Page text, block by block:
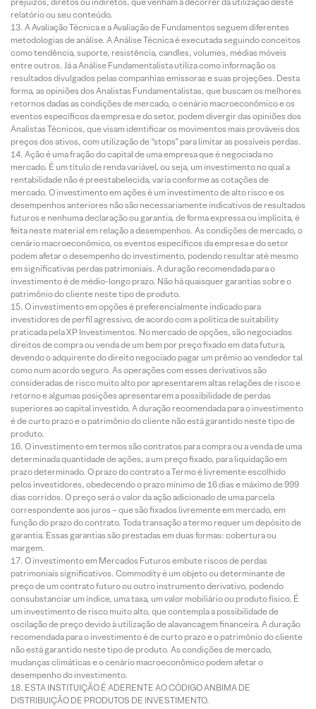
relatório ou seu conteúdo.
A Avaliação Técnica e a Avaliação de Fundamentos seguem diferentes
metodologias de análise. A Análise Técnica é executada seguindo conceitos
como tendência, suporte, resistência, candles, volumes, médias móveis
entre outros. Já a Análise Fundamentalista utiliza como informação os
resultados divulgados pelas companhias emissoras e suas projeções. Desta
forma, as opiniões dos Analistas Fundamentalistas, que buscam os melhores
retornos dadas as condições de mercado, o cenário macroeconômico e os
eventos específicos da empresa e do setor, podem divergir das opiniões dos
Analistas Técnicos, que visam identificar os movimentos mais prováveis dos
preços dos ativos, com utilização de “stops” para limitar as possíveis perdas.
Ação é uma fração do capital de uma empresa que é negociada no
mercado. É um título de renda variável, ou seja, um investimento no qual a
rentabilidade não é preestabelecida, varia conforme as cotações de
mercado. O investimento em ações é um investimento de alto risco e os
desempenhos anteriores não são necessariamente indicativos de resultados
futuros e nenhuma declaração ou garantia, de forma expressa ou implícita, é
feita neste material em relação a desempenhos. As condições de mercado, o
cenário macroeconômico, os eventos específicos da empresa e do setor
podem afetar o desempenho do investimento, podendo resultar até mesmo
em significativas perdas patrimoniais. A duração recomendada para o
investimento é de médio-longo prazo. Não há quaisquer garantias sobre o
patrimônio do cliente neste tipo de produto.
O investimento em opções é preferencialmente indicado para
investidores de perfil agressivo, de acordo com a política de suitability
praticada pela XP Investimentos. No mercado de opções, são negociados
direitos de compra ou venda de um bem por preço fixado em data futura,
devendo o adquirente do direito negociado pagar um prêmio ao vendedor tal
como num acordo seguro. As operações com esses derivativos são
consideradas de risco muito alto por apresentarem altas relações de risco e
retorno e algumas posições apresentarem a possibilidade de perdas
superiores ao capital investido. A duração recomendada para o investimento
é de curto prazo e o patrimônio do cliente não está garantido neste tipo de
produto.
O investimento em termos são contratos para compra ou a venda de uma
determinada quantidade de ações, a um preço fixado, para liquidação em
prazo determinado. O prazo do contrato a Termo é livremente escolhido
pelos investidores, obedecendo o prazo mínimo de 16 dias e máximo de 999
dias corridos. O preço será o valor da ação adicionado de uma parcela
correspondente aos juros – que são fixados livremente em mercado, em
função do prazo do contrato. Toda transação a termo requer um depósito de
garantia. Essas garantias são prestadas em duas formas: cobertura ou
margem.
O investimento em Mercados Futuros embute riscos de perdas
patrimoniais significativos. Commodity é um objeto ou determinante de
preço de um contrato futuro ou outro instrumento derivativo, podendo
consubstanciar um índice, uma taxa, um valor mobiliário ou produto físico. É
um investimento de risco muito alto, que contempla a possibilidade de
oscilação de preço devido à utilização de alavancagem financeira. A duração
recomendada para o investimento é de curto prazo e o patrimônio do cliente
não está garantido neste tipo de produto. As condições de mercado,
mudanças climáticas e o cenário macroeconômico podem afetar o
desempenho do investimento.
ESTA INSTITUIÇÃO É ADERENTE AO CÓDIGO ANBIMA DE
DISTRIBUIÇÃO DE PRODUTOS DE INVESTIMENTO.